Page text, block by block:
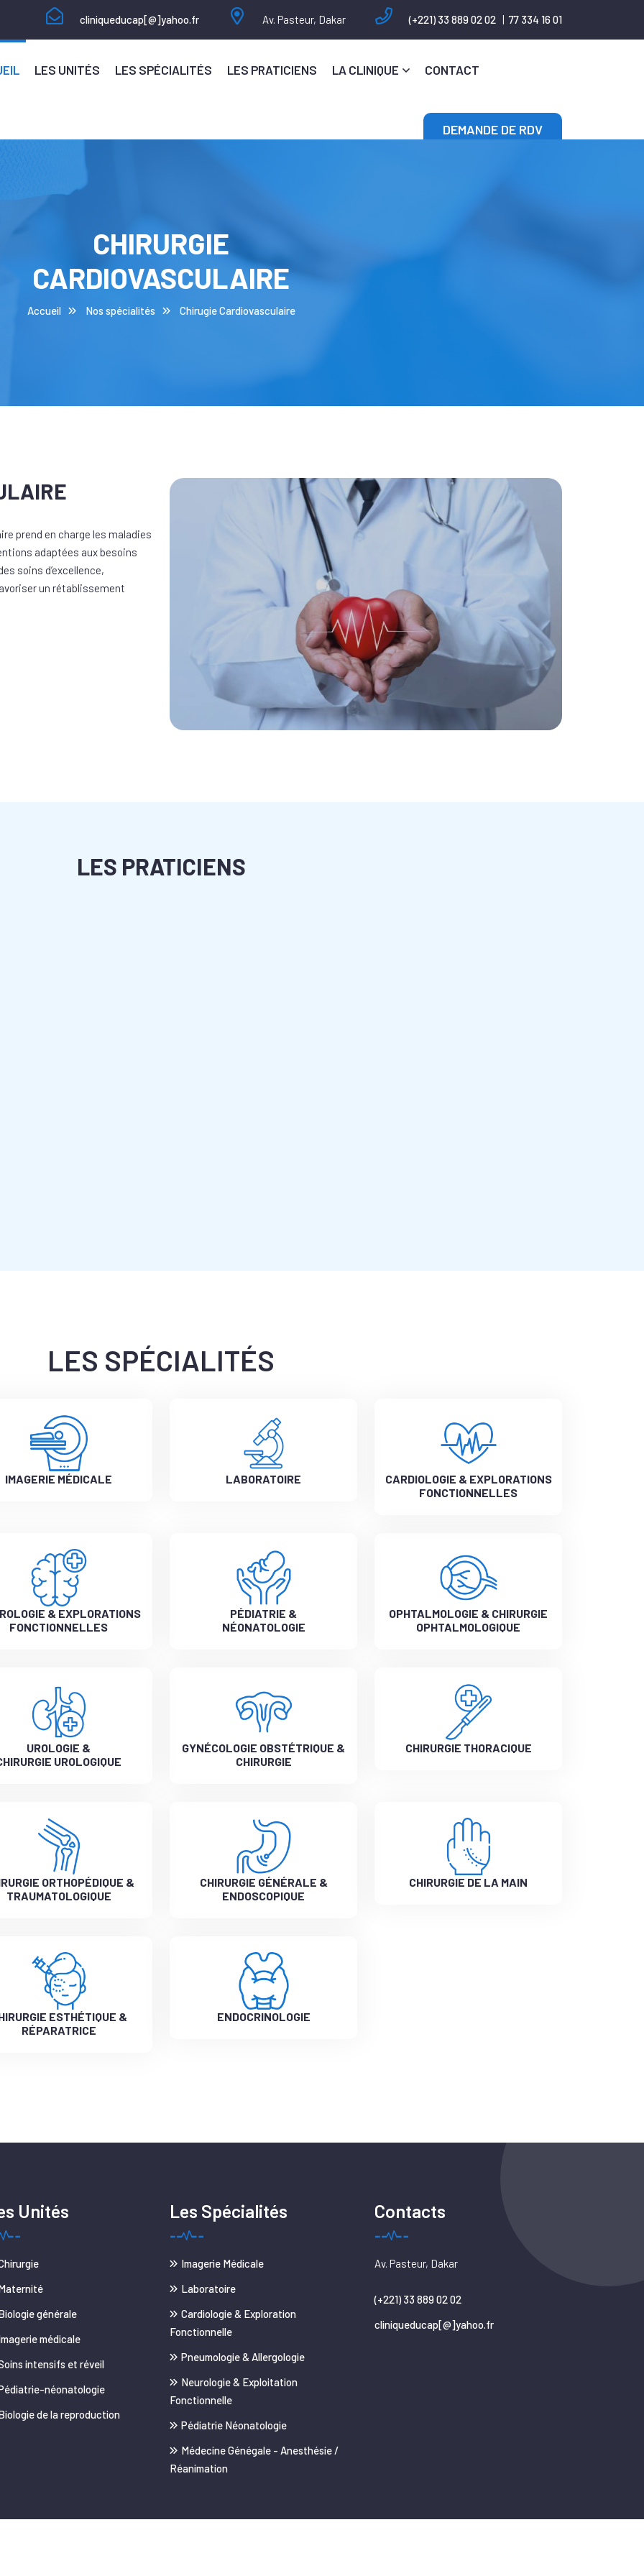
cliniqueducap[@]yahoo.fr Av. Pasteur, Dakar (+221) 33 889 02 02 | 77 334 16 01
LES UNITÉS LES SPÉCIALITÉS LES PRATICIENS LA CLINIQUE CONTACT
DEMANDE DE RDV
CHIRURGIE
CARDIOVASCULAIRE
Accueil Nos spécialités Chirugie Cardiovasculaire
prend en charge les maladies
adaptées aux besoins
soins d’excellence,
un rétablissement
LES PRATICIENS
LES SPÉCIALITÉS
IMAGERIE MÉDICALE LABORATOIRE
CARDIOLOGIE & EXPLORATIONS
FONCTIONNELLES
& EXPLORATIONS
FONCTIONNELLES
PÉDIATRIE &
NÉONATOLOGIE
OPHTALMOLOGIE & CHIRURGIE
OPHTALMOLOGIQUE
UROLOGIE &
UROLOGIQUE
GYNÉCOLOGIE OBSTÉTRIQUE &
CHIRURGIE
CHIRURGIE THORACIQUE
ORTHOPÉDIQUE &
TRAUMATOLOGIQUE
CHIRURGIE GÉNÉRALE &
ENDOSCOPIQUE
CHIRURGIE DE LA MAIN
ESTHÉTIQUE &
RÉPARATRICE
ENDOCRINOLOGIE
Unités
générale
médicale
intensifs et réveil
néonatologie
de la reproduction
Les Spécialités
Imagerie Médicale
Laboratoire
Cardiologie & Exploration
Fonctionnelle
Pneumologie & Allergologie
Neurologie & Exploitation
Fonctionnelle
Pédiatrie Néonatologie
Médecine Génégale - Anesthésie /
Réanimation
Contacts
Av. Pasteur, Dakar
(+221) 33 889 02 02
cliniqueducap[@]yahoo.fr